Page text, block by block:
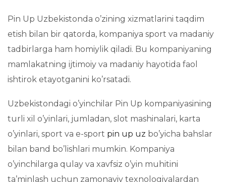
Pin Up Uzbekistonda o’zining xizmatlarini taqdim
etish bilan bir qatorda, kompaniya sport va madaniy
tadbirlarga ham homiylik qiladi. Bu kompaniyaning
mamlakatning ijtimoiy va madaniy hayotida faol
ishtirok etayotganini ko’rsatadi.
Uzbekistondagi o’yinchilar Pin Up kompaniyasining
turli xil o’yinlari, jumladan, slot mashinalari, karta
o’yinlari, sport va e-sport pin up uz bo’yicha bahslar
bilan band bo’lishlari mumkin. Kompaniya
o’yinchilarga qulay va xavfsiz o’yin muhitini
ta’minlash uchun zamonaviy texnologiyalardan